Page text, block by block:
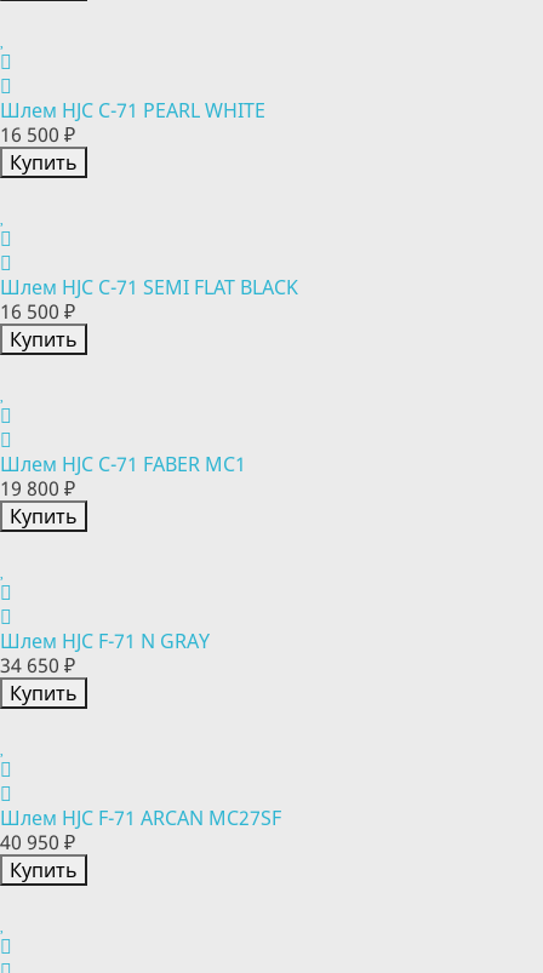
Шлем HJC C-71 PEARL WHITE
16 500 ₽
Купить
Шлем HJC C-71 SEMI FLAT BLACK
16 500 ₽
Купить
Шлем HJC C-71 FABER MC1
19 800 ₽
Купить
Шлем HJC F-71 N GRAY
34 650 ₽
Купить
Шлем HJC F-71 ARCAN MC27SF
40 950 ₽
Купить